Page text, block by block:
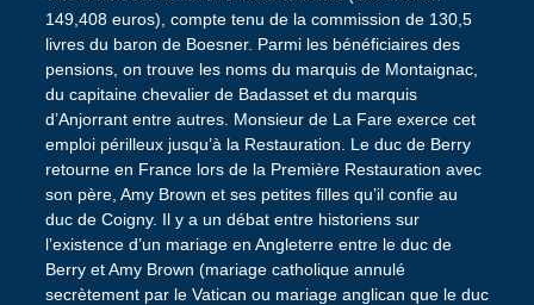
149,408 euros), compte tenu de la commission de 130,5
livres du baron de Boesner. Parmi les bénéficiaires des
pensions, on trouve les noms du marquis de Montaignac,
du capitaine chevalier de Badasset et du marquis
d’Anjorrant entre autres. Monsieur de La Fare exerce cet
emploi périlleux jusqu’à la Restauration. Le duc de Berry
retourne en France lors de la Première Restauration avec
son père, Amy Brown et ses petites filles qu’il confie au
duc de Coigny. Il y a un débat entre historiens sur
l’existence d’un mariage en Angleterre entre le duc de
Berry et Amy Brown (mariage catholique annulé
secrètement par le Vatican ou mariage anglican que le duc